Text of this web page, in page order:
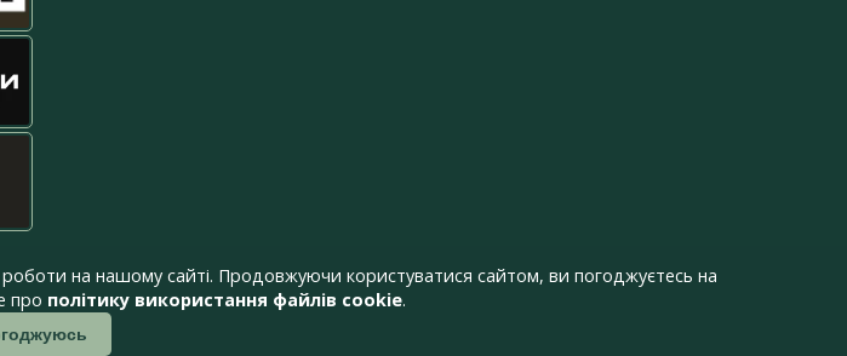
на нашому сайті. Продовжуючи користуватися сайтом, ви погоджуєтесь на
про політику використання файлів cookie.